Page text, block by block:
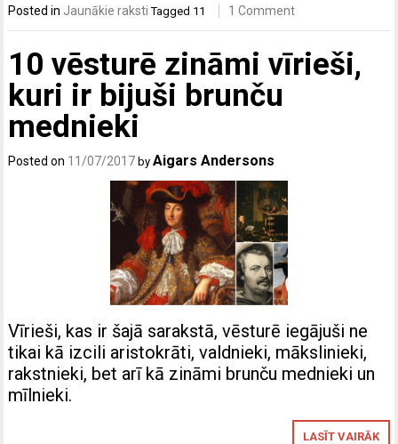
Posted in Jaunākie raksti Tagged 11 1 Comment
10 vēsturē zināmi vīrieši,
kuri ir bijuši brunču
mednieki
Posted on 11/07/2017 byAigars Andersons
Vīrieši, kas ir šajā sarakstā, vēsturē iegājuši ne
tikai kā izcili aristokrāti, valdnieki, mākslinieki,
rakstnieki, bet arī kā zināmi brunču mednieki un
mīlnieki.
LASĪT VAIRĀK